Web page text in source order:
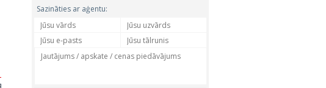
Sazināties ar aģentu: